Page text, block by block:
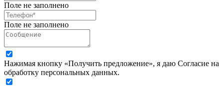
Поле не заполнено
Поле не заполнено
Нажимая кнопку «Получить предложение», я даю Согласие на
обработку персональных данных.